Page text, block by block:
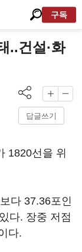
구독
..건설·화
답글쓰기
1820선을 위
다 37.36포인
다. 장중 저점
다.